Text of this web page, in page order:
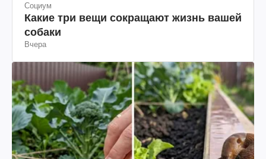
Социум
Какие три вещи сокращают жизнь вашей
собаки
Вчера